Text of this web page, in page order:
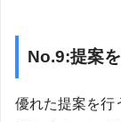
No.9:提案
優れた提案を行